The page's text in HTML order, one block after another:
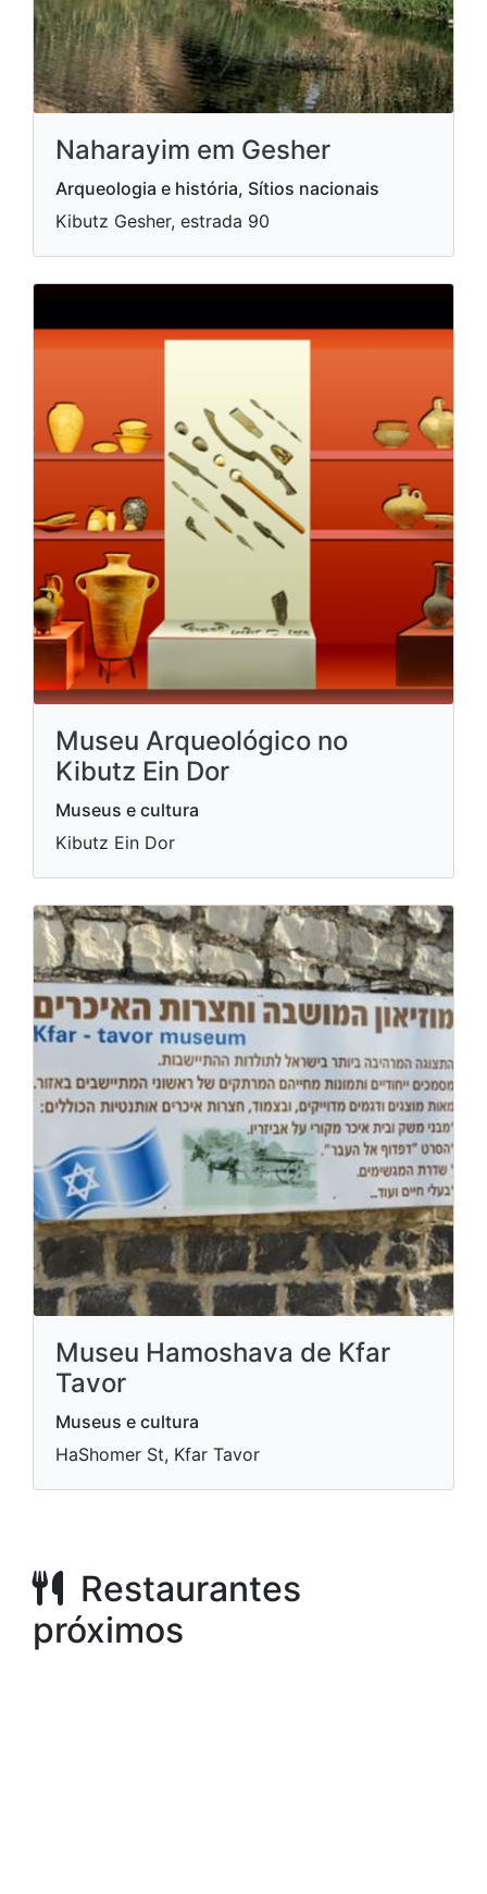
Naharayim em Gesher
Arqueologia e história, Sítios nacionais
Kibutz Gesher, estrada 90
Museu Arqueológico no
Kibutz Ein Dor
Museus e cultura
Kibutz Ein Dor
Museu Hamoshava de Kfar
Tavor
Museus e cultura
HaShomer St, Kfar Tavor
Restaurantes
próximos